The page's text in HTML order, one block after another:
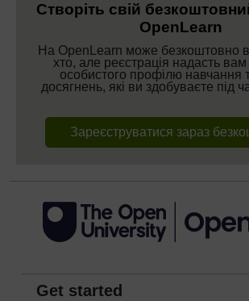
Створіть свій
OpenLearn
На OpenLearn може безкоштовно
хто, але реєстрація надасть
особистого профілю навчання
досягнень, які ви здобуваєте під
Зареєструватися зараз
Get started